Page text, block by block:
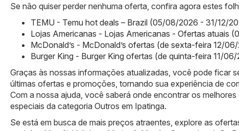
Se não quiser perder nenhuma oferta, confira agora estes
TEMU - Temu hot deals – Brazil (05/08/2026 - 31/12/
Lojas Americanas - Lojas Americanas - Ofertas
McDonald’s - McDonald’s ofertas (de sexta-feira 12/
Burger King - Burger King ofertas (de quinta-feira 11/
Graças às nossas informações atualizadas, você pode ficar
últimas ofertas e promoções, tornando sua experiência de
Com a nossa ajuda, você saberá onde encontrar os
especiais da categoria Outros em Ipatinga.
Se está em busca de mais preços atraentes, explore as